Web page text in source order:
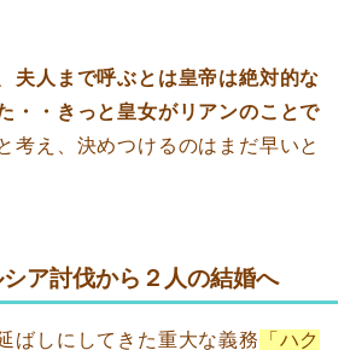
夫人まで呼ぶとは皇帝は絶対的な
・・きっと皇女がリアンのことで
考え、決めつけるのはまだ早いと
ア討伐から２人の結婚へ
ばしにしてきた重大な義務 「ハク